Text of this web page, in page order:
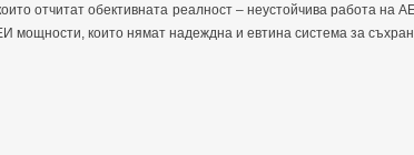
отчитат обективната реалност – неустойчива работа
мощности, които нямат надеждна и евтина система за